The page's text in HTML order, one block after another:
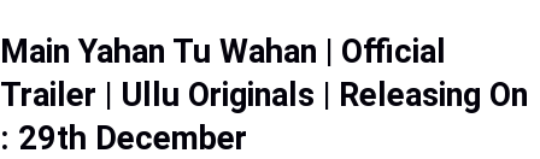
Main Yahan Tu Wahan | Official
Trailer | Ullu Originals | Releasing On
: 29th December